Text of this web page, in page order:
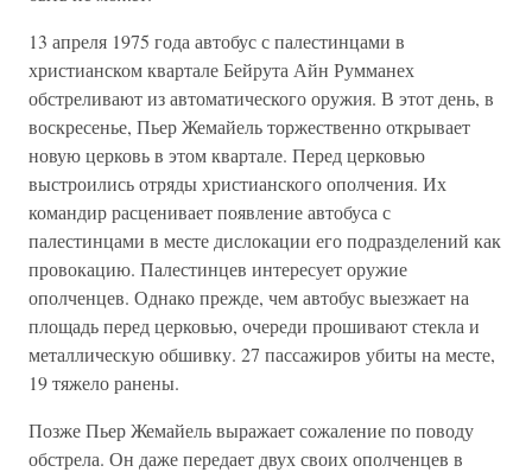
13 апреля 1975 года автобус с палестинцами в
христианском квартале Бейрута Айн Румманех
обстреливают из автоматического оружия. В этот день, в
воскресенье, Пьер Жемайель торжественно открывает
новую церковь в этом квартале. Перед церковью
выстроились отряды христианского ополчения. Их
командир расценивает появление автобуса с
палестинцами в месте дислокации его подразделений как
провокацию. Палестинцев интересует оружие
ополченцев. Однако прежде, чем автобус выезжает на
площадь перед церковью, очереди прошивают стекла и
металлическую обшивку. 27 пассажиров убиты на месте,
19 тяжело ранены.
Позже Пьер Жемайель выражает сожаление по поводу
обстрела. Он даже передает двух своих ополченцев в